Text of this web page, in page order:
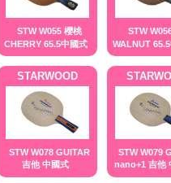
STW W055 櫻桃
CHERRY 65.5中國式
STW
WALNUT
STARWOOD
STW W078 GUITAR
吉他 中國式
STW W079
nano+1 吉他